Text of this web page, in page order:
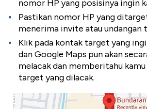
nomor HP yang posisinya ingin
Pastikan nomor HP yang
menerima invite atau undangan
Klik pada kontak target yang
dan Google Maps pun akan
melacak dan memberitahu
target yang dilacak.